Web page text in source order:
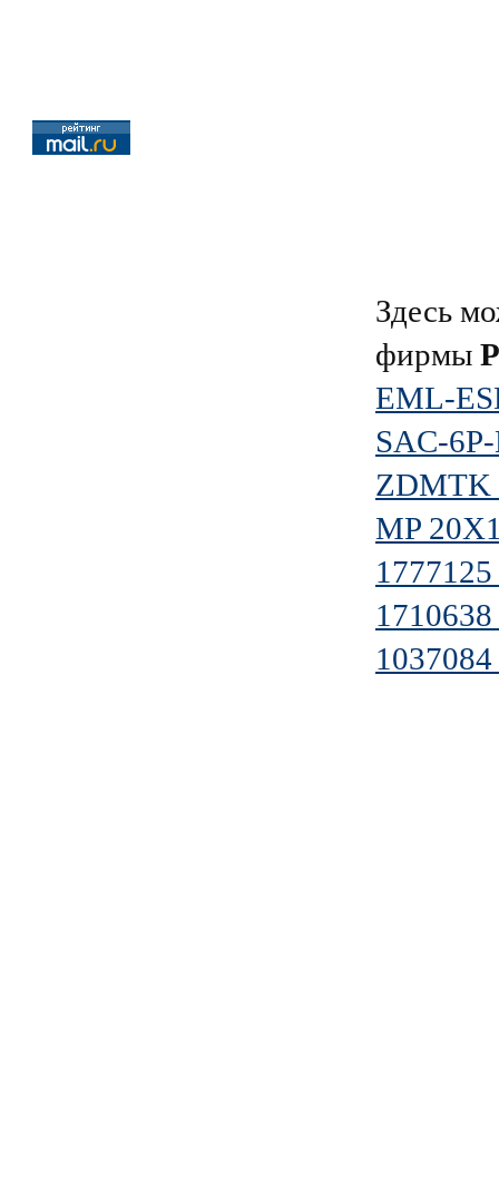
Здесь
фирмы
EML-
SAC-
ZDMTK
MP